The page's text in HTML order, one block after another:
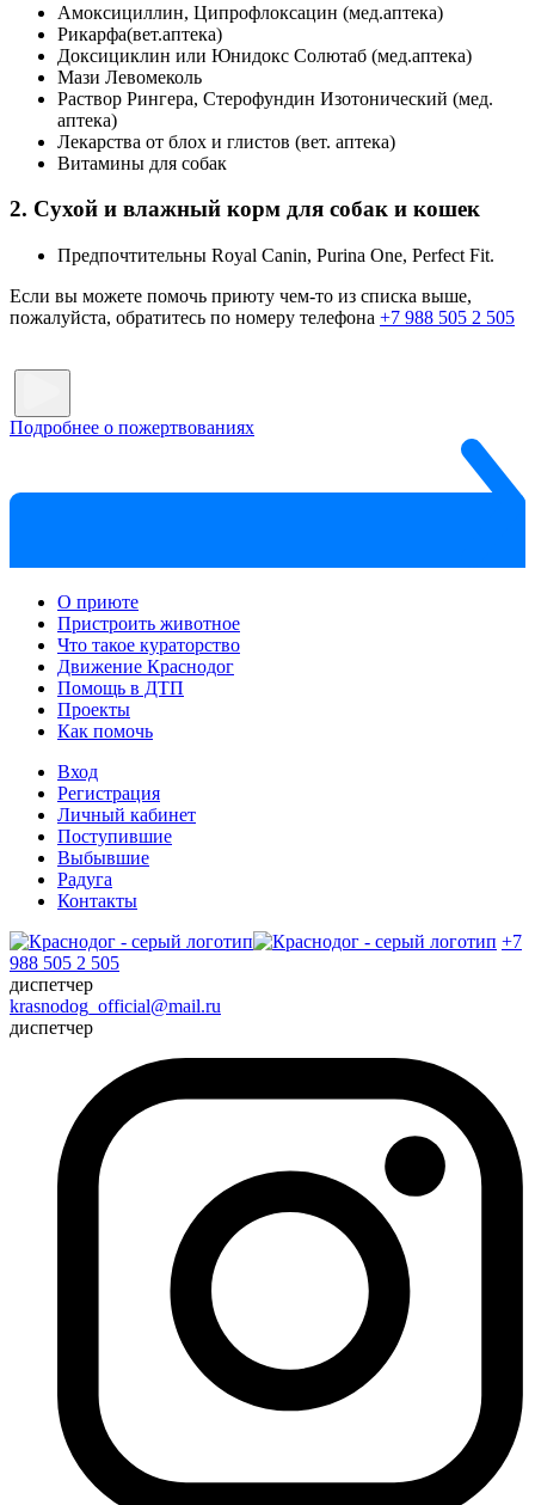
Амоксициллин, Ципрофлоксацин (мед.аптека)
Рикарфа(вет.аптека)
Доксициклин или Юнидокс Солютаб (мед.аптека)
Мази Левомеколь
Раствор Рингера, Стерофундин Изотонический (мед.
аптека)
Лекарства от блох и глистов (вет. аптека)
Витамины для собак
2. Сухой и влажный корм для собак и кошек
Предпочтительны Royal Canin, Purina One, Perfect Fit.
Если вы можете помочь приюту чем-то из списка выше,
пожалуйста, обратитесь по номеру телефона +7 988 505 2 505
Подробнее о пожертвованиях
О приюте
Пристроить животное
Что такое кураторство
Движение Краснодог
Помощь в ДТП
Проекты
Как помочь
Вход
Регистрация
Личный кабинет
Поступившие
Выбывшие
Радуга
Контакты
+7
988 505 2 505
диспетчер
krasnodog_official@mail.ru
диспетчер